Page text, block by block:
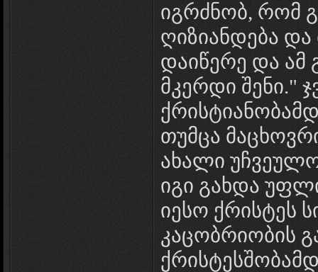
იგრძნობ, რომ
ღიზიანდება და
დაიწერე და ამ
მკერდი შენი."
თუმცა
ახალი
იგი გახდა
იესო ქრისტეს
კაცობრიობის